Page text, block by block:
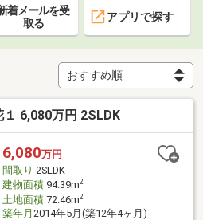
着メールを受
取る
アプリで探す
6,080万円 2SLDK
6,080万円
間取り 2SLDK
建物面積94.39m2
土地面積72.46m2
築年月 2014年5月(築12年4ヶ月)